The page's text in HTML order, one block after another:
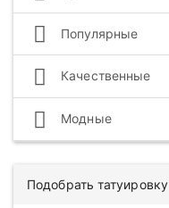
Популярные
Качественные
Модные
Подобрать татуировку